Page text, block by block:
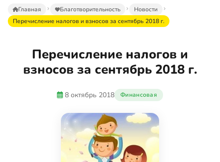
Главная Благотворительность
Новости
Перечисление налогов и взносов за сентябрь 2018 г.
Перечисление налогов и
взносов за сентябрь 2018 г.
8 октябрь 2018 Финансовая